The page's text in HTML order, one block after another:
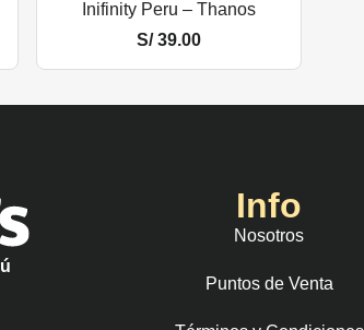
Inifinity Peru – Thanos
S/39.00
Info
Nosotros
Puntos de Venta